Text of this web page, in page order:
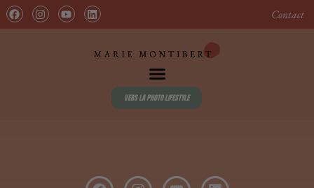
principal
Contact
VERS LA PHOTO LIFESTYLE